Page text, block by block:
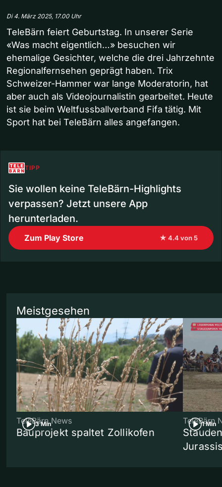
Di 4. März 2025, 17.00 Uhr
TeleBärn feiert Geburtstag. In unserer Serie
«Was macht eigentlich…» besuchen wir
ehemalige Gesichter, welche die drei Jahrzehnte
Regionalfernsehen geprägt haben. Trix
Schweizer-Hammer war lange Moderatorin, hat
aber auch als Videojournalistin gearbeitet. Heute
ist sie beim Weltfussballverband Fifa tätig. Mit
Sport hat bei TeleBärn alles angefangen.
TIPP
Sie wollen keine TeleBärn-Highlights
verpassen? Jetzt unsere App
herunterladen.
Zum Play Store ★ 4.4 von 5
Meistgesehen
3 Min
TeleBärn News
Bauprojekt spaltet Zollikofen
1 Min
TeleBärn